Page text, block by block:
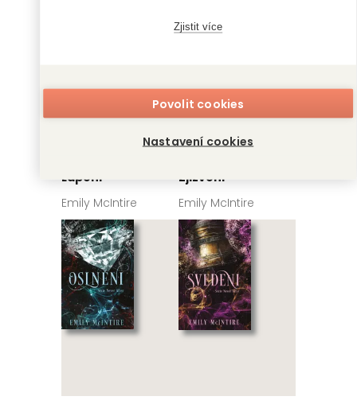
Zjistit více
Povolit cookies
Nastavení cookies
Lapeni
Emily McIntire
Zjizveni
Emily McIntire